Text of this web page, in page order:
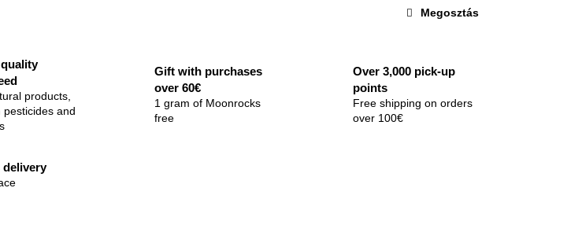
Megosztás
products,
pesticides and
Gift with purchases
over 60€
1 gram of Moonrocks
free
Over 3,000 pick-up
points
Free shipping on orders
over 100€
delivery